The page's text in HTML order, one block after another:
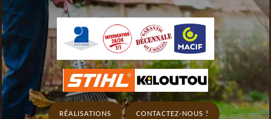
RÉALISATIONS CONTACTEZ-NOUS !